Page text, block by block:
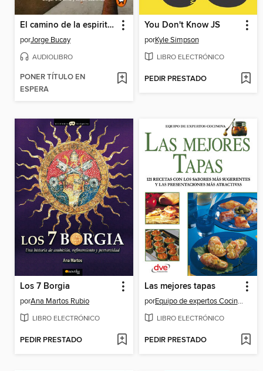
El camino de la espiritualidad
porJorge Bucay
AUDIOLIBRO
PONER TÍTULO EN
ESPERA
You Don't Know JS
porKyle Simpson
LIBRO ELECTRÓNICO
PEDIR PRESTADO
Los 7 Borgia
porAna Martos Rubio
LIBRO ELECTRÓNICO
PEDIR PRESTADO
Las mejores tapas
por Equipo de expertos Cocinova
LIBRO ELECTRÓNICO
PEDIR PRESTADO